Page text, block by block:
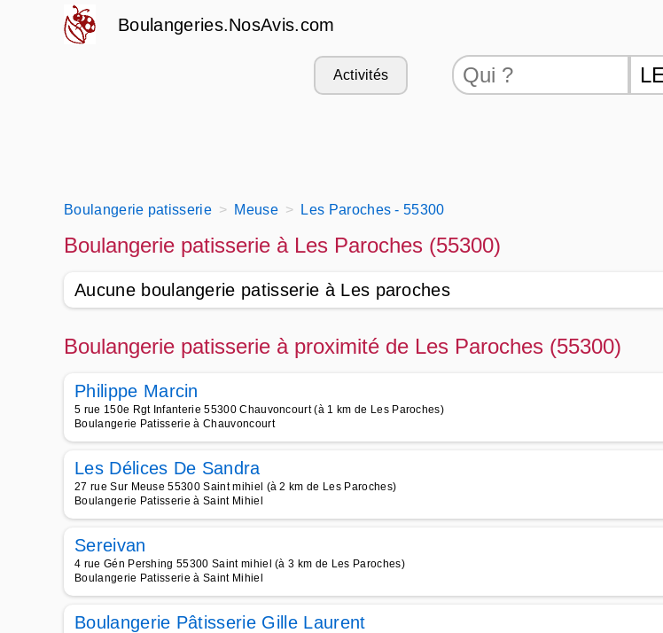
Boulangeries.NosAvis.com
Activités
Boulangerie patisserie Meuse Les Paroches - 55300
Boulangerie patisserie à Les Paroches (55300)
Aucune boulangerie patisserie à Les paroches
Boulangerie patisserie à proximité de Les Paroches (55300)
Philippe Marcin
5 rue 150e Rgt Infanterie 55300 Chauvoncourt (à 1 km de Les Paroches)
Boulangerie Patisserie à Chauvoncourt
Les Délices De Sandra
27 rue Sur Meuse 55300 Saint mihiel (à 2 km de Les Paroches)
Boulangerie Patisserie à Saint Mihiel
Sereivan
4 rue Gén Pershing 55300 Saint mihiel (à 3 km de Les Paroches)
Boulangerie Patisserie à Saint Mihiel
Boulangerie Pâtisserie Gille Laurent